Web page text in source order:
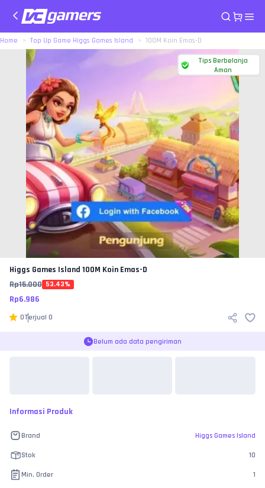
Home Top Up Game Higgs Games Island 100M Koin Emas-D
Tips Berbelanja
Aman
Higgs Games Island 100M Koin Emas-D
Rp15.000 53.43%
Rp6.986
0Terjual 0
Belum ada data pengiriman
Informasi Produk
Brand Higgs Games Island
Stok 10
Min. Order 1